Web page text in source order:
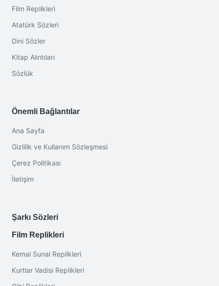
Film Replikleri
Atatürk Sözleri
Dini Sözler
Kitap Alıntıları
Sözlük
Önemli Bağlantılar
Ana Sayfa
Gizlilik ve Kullanım Sözleşmesi
Çerez Politikası
İletişim
Şarkı Sözleri
Film Replikleri
Kemal Sunal Replikleri
Kurtlar Vadisi Replikleri